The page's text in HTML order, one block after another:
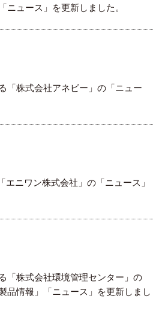
ュース」を更新しました。
「株式会社アネビー」の「ニュー
エニワン株式会社」の「ニュース」
「株式会社環境管理センター」の
品情報」「ニュース」を更新しまし